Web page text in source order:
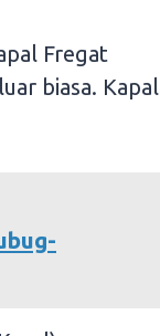
Fregat
biasa. Kapal